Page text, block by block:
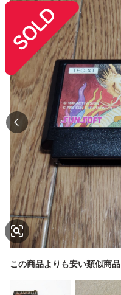
この商品よりも安い類似商品